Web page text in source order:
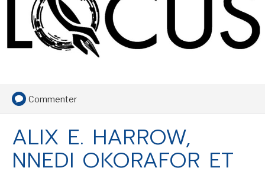
J'ai oublié mon
Toujours pas
LES UTOPIALES 2025
Commenter
ALIX E. HARROW,
NNEDI OKORAFOR ET